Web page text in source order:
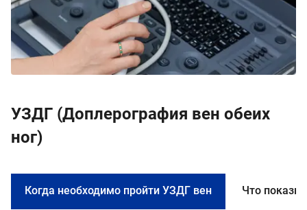
УЗДГ (Доплерография вен обеих
ног)
Когда необходимо пройти УЗДГ вен Что